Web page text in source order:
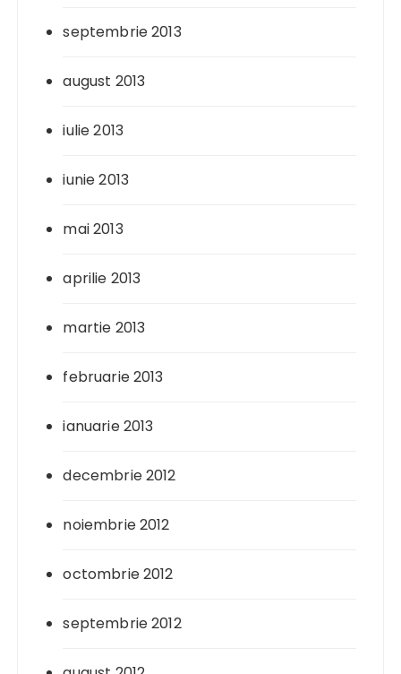
septembrie 2013
august 2013
iulie 2013
iunie 2013
mai 2013
aprilie 2013
martie 2013
februarie 2013
ianuarie 2013
decembrie 2012
noiembrie 2012
octombrie 2012
septembrie 2012